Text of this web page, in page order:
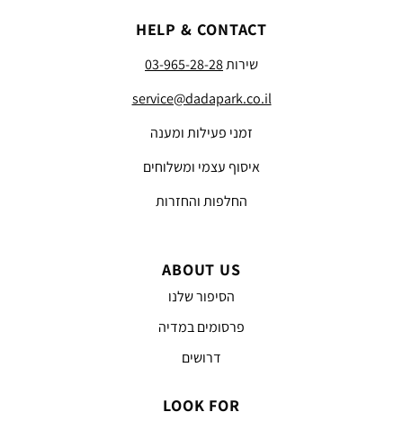
HELP & CONTACT
שירות03-965-28-28
service@dadapark.co.il
זמני פעילות ומענה
איסוף עצמי ומשלוחים
החלפות והחזרות
ABOUT US
הסיפור שלנו
פרסומים במדיה
דרושים
LOOK FOR